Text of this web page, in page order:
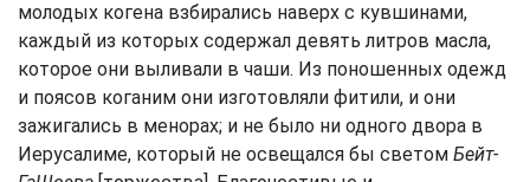
молодых когена взбирались наверх с кувшинами,
каждый из которых содержал девять литров масла,
которое они выливали в чаши. Из поношенных одежд
и поясов коганим они изготовляли фитили, и они
зажигались в менорах; и не было ни одного двора в
Иерусалиме, который не освещался бы светом Бейт-